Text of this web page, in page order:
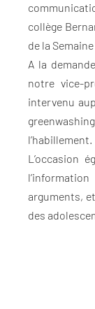
collège
de la
A la
notre vice-
intervenu
l’habillement.
L’occasion
arguments,
des